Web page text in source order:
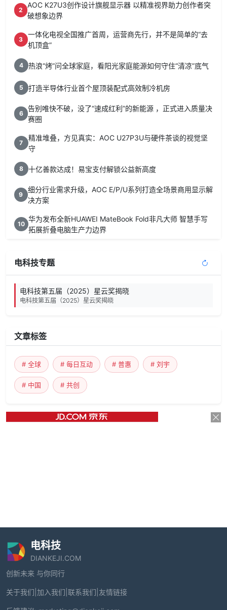
2
AOC K27U3创作设计旗舰显示器 以精准视界助力创作者突
破想象边界
3
一体化电视全国推广首周，运营商先行，并不是简单的“去
机顶盒”
4 热浪“烤”问全球家庭，看阳光家庭能源如何守住“清凉”底气
5 打造半导体行业首个屋顶装配式高效制冷机房
6
告别唯快不破，没了“速成红利”的新能源 ，正式进入质量决
赛圈
7
精准堆叠，方见真实：AOC U27P3U与硬件茶谈的视觉坚
守
8 十亿善款达成！易宝支付解锁公益新高度
9
细分行业需求升级，AOC E/P/U系列打造全场景商用显示解
决方案
10
华为发布全新HUAWEI MateBook Fold非凡大师 智慧手写
拓展折叠电脑生产力边界
电科技专题
电科技第五届（2025）星云奖揭晓
电科技第五届（2025）星云奖揭晓
文章标签
# 全球 # 每日互动 # 普惠 # 刘宇
# 中国 # 共创
电科技
DIANKEJI.COM
创新未来 与你同行
关于我们 加入我们 联系我们 友情链接